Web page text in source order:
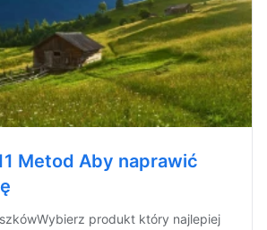
Metod Aby naprawić
produkt który najlepiej